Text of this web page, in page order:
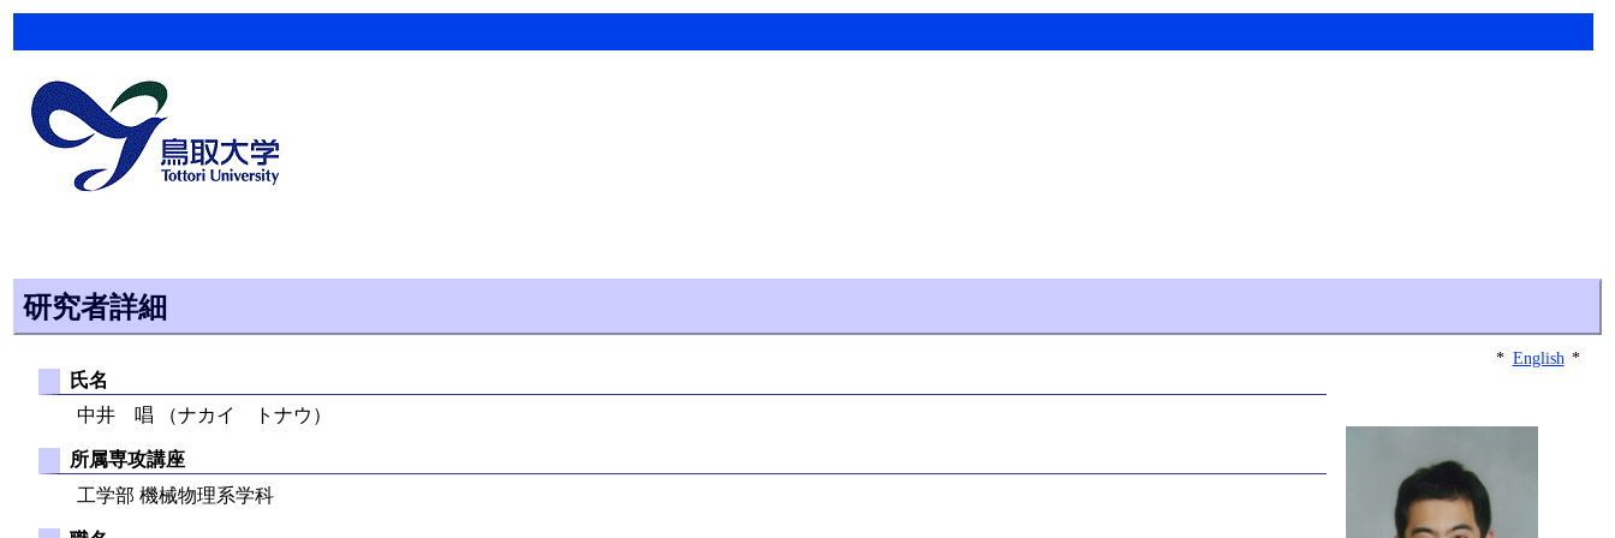
研究者詳細
* English *
氏名
中井 唱 （ナカイ トナウ）
所属専攻講座
工学部 機械物理系学科